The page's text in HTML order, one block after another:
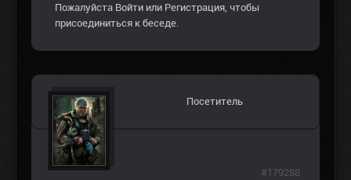
Пожалуйста Войти или Регистрация , чтобы
присоединиться к беседе.
Посетитель
#179288